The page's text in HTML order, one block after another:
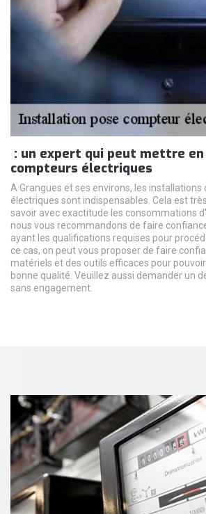
: un expert qui peut mettre en
compteurs électriques
A Grangues et ses environs, les installations
électriques sont indispensables. Cela est
savoir avec exactitude les consommations
nous vous recommandons de faire
ayant les qualifications requises pour
ce cas, on peut vous proposer de faire
matériels et des outils efficaces pour
bonne qualité. Veuillez aussi demander un
sans engagement.